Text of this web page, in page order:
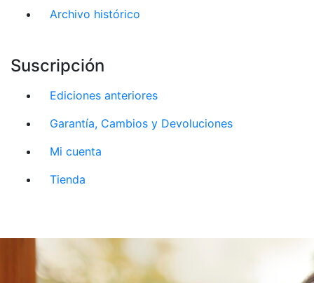
Archivo histórico
Suscripción
Ediciones anteriores
Garantía, Cambios y Devoluciones
Mi cuenta
Tienda